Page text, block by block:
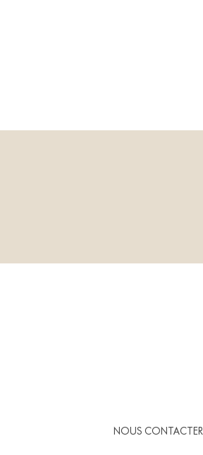
NOUS CONTACTER